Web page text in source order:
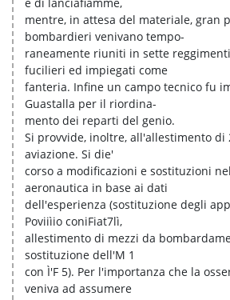
mentre, in attesa del materiale, gran
bombardieri venivano tempo-
raneamente riuniti in sette
fucilieri ed impiegati come
fanteria. Infine un campo tecnico fu
Guastalla per il riordina-
mento dei reparti del genio.
Si provvide, inoltre, all'allestimento di
aviazione. Si die'
corso a modificazioni e sostituzioni
aeronautica in base ai dati
dell'esperienza (sostituzione degli
Poviiìio coniFiat7lì,
allestimento di mezzi da
sostituzione dell'M 1
con Ì'F 5). Per l'importanza che la
veniva ad assumere